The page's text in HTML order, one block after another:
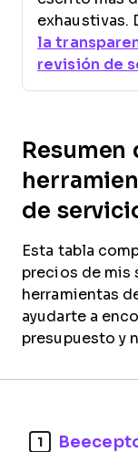
exhaustivas.
la
revisión de
Resumen
de
Esta tabla
precios de mis
herramientas
ayudarte a
presupuesto y
1